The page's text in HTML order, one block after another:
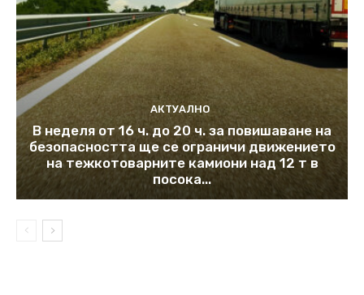
АКТУАЛНО
В неделя от 16 ч. до 20 ч. за повишаване на
безопасността ще се ограничи движението
на тежкотоварните камиони над 12 т в
посока...